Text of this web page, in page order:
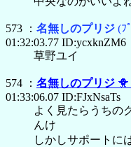
573 ： 名無しのプリジ (ﾌ
01:32:03.77 ID:ycxknZM6
草野ユイ
574 ： 名無しのプリジ 🐥
01:33:06.07 ID:FJxNsaTs
よく見たらうちの
んけ
しかしサポートに